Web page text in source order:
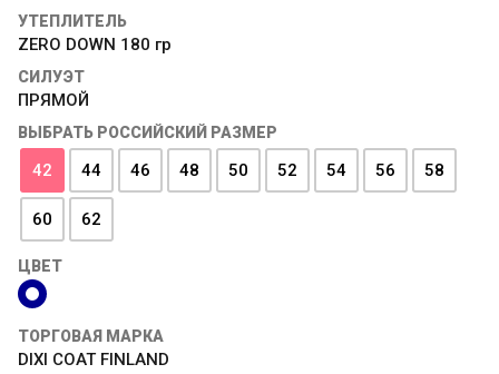
УТЕПЛИТЕЛЬ
ZERO DOWN 180 гр
СИЛУЭТ
ПРЯМОЙ
ВЫБРАТЬ РОССИЙСКИЙ РАЗМЕР
42 44 46 48 50 52 54 56 58
60 62
ЦВЕТ
ТОРГОВАЯ МАРКА
DIXI COAT FINLAND